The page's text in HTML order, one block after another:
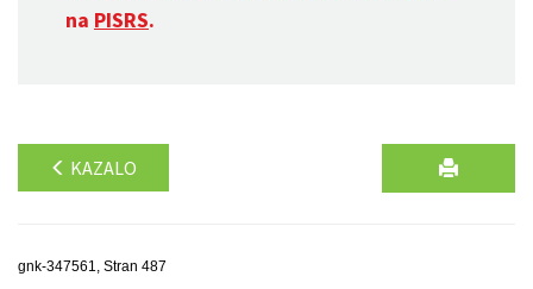
na PISRS.
KAZALO
gnk-347561, Stran 487